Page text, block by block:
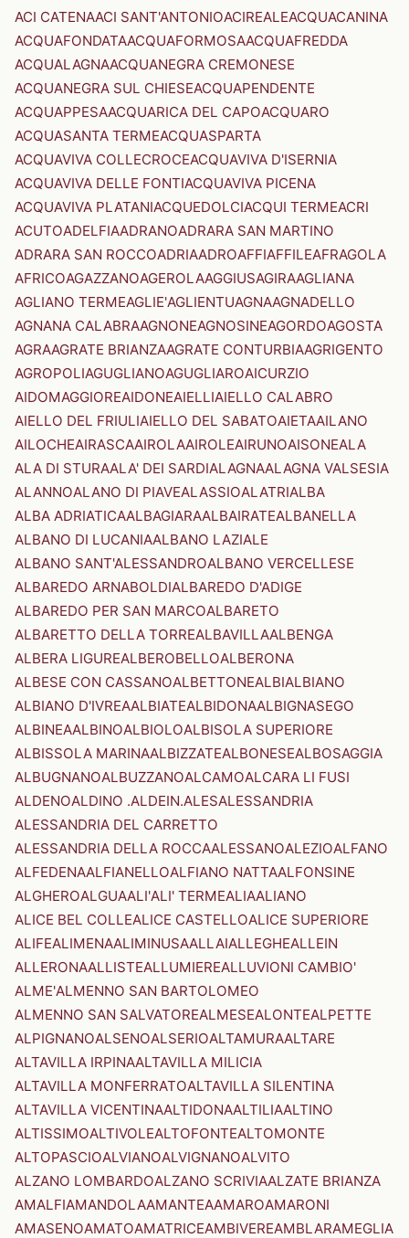
ACI CATENAACI SANT'ANTONIOACIREALEACQUACANINA
ACQUAFONDATAACQUAFORMOSAACQUAFREDDA
ACQUALAGNAACQUANEGRA CREMONESE
ACQUANEGRA SUL CHIESEACQUAPENDENTE
ACQUAPPESAACQUARICA DEL CAPOACQUARO
ACQUASANTA TERMEACQUASPARTA
ACQUAVIVA COLLECROCEACQUAVIVA D'ISERNIA
ACQUAVIVA DELLE FONTIACQUAVIVA PICENA
ACQUAVIVA PLATANIACQUEDOLCIACQUI TERMEACRI
ACUTOADELFIAADRANOADRARA SAN MARTINO
ADRARA SAN ROCCOADRIAADROAFFIAFFILEAFRAGOLA
AFRICOAGAZZANOAGEROLAAGGIUSAGIRAAGLIANA
AGLIANO TERMEAGLIE'AGLIENTUAGNAAGNADELLO
AGNANA CALABRAAGNONEAGNOSINEAGORDOAGOSTA
AGRAAGRATE BRIANZAAGRATE CONTURBIAAGRIGENTO
AGROPOLIAGUGLIANOAGUGLIAROAICURZIO
AIDOMAGGIOREAIDONEAIELLIAIELLO CALABRO
AIELLO DEL FRIULIAIELLO DEL SABATOAIETAAILANO
AILOCHEAIRASCAAIROLAAIROLEAIRUNOAISONEALA
ALA DI STURAALA' DEI SARDIALAGNAALAGNA VALSESIA
ALANNOALANO DI PIAVEALASSIOALATRIALBA
ALBA ADRIATICAALBAGIARAALBAIRATEALBANELLA
ALBANO DI LUCANIAALBANO LAZIALE
ALBANO SANT'ALESSANDROALBANO VERCELLESE
ALBAREDO ARNABOLDIALBAREDO D'ADIGE
ALBAREDO PER SAN MARCOALBARETO
ALBARETTO DELLA TORREALBAVILLAALBENGA
ALBERA LIGUREALBEROBELLOALBERONA
ALBESE CON CASSANOALBETTONEALBIALBIANO
ALBIANO D'IVREAALBIATEALBIDONAALBIGNASEGO
ALBINEAALBINOALBIOLOALBISOLA SUPERIORE
ALBISSOLA MARINAALBIZZATEALBONESEALBOSAGGIA
ALBUGNANOALBUZZANOALCAMOALCARA LI FUSI
ALDENOALDINO .ALDEIN.ALESALESSANDRIA
ALESSANDRIA DEL CARRETTO
ALESSANDRIA DELLA ROCCAALESSANOALEZIOALFANO
ALFEDENAALFIANELLOALFIANO NATTAALFONSINE
ALGHEROALGUAALI'ALI' TERMEALIAALIANO
ALICE BEL COLLEALICE CASTELLOALICE SUPERIORE
ALIFEALIMENAALIMINUSAALLAIALLEGHEALLEIN
ALLERONAALLISTEALLUMIEREALLUVIONI CAMBIO'
ALME'ALMENNO SAN BARTOLOMEO
ALMENNO SAN SALVATOREALMESEALONTEALPETTE
ALPIGNANOALSENOALSERIOALTAMURAALTARE
ALTAVILLA IRPINAALTAVILLA MILICIA
ALTAVILLA MONFERRATOALTAVILLA SILENTINA
ALTAVILLA VICENTINAALTIDONAALTILIAALTINO
ALTISSIMOALTIVOLEALTOFONTEALTOMONTE
ALTOPASCIOALVIANOALVIGNANOALVITO
ALZANO LOMBARDOALZANO SCRIVIAALZATE BRIANZA
AMALFIAMANDOLAAMANTEAAMAROAMARONI
AMASENOAMATOAMATRICEAMBIVEREAMBLARAMEGLIA